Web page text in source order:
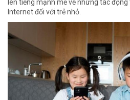
lên tiếng mạnh mẽ về những tác
Internet đối với trẻ nhỏ.